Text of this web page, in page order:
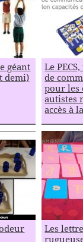
géant
demi)
Le
de
pour les
autistes
accès à
Les